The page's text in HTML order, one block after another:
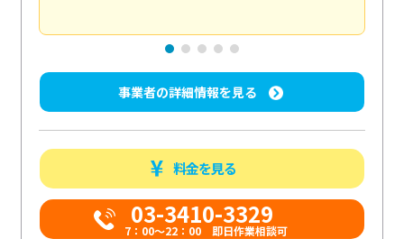
事業者の詳細情報を見る
料金を見る
03-3410-3329
7：00～22：00 即日作業相談可